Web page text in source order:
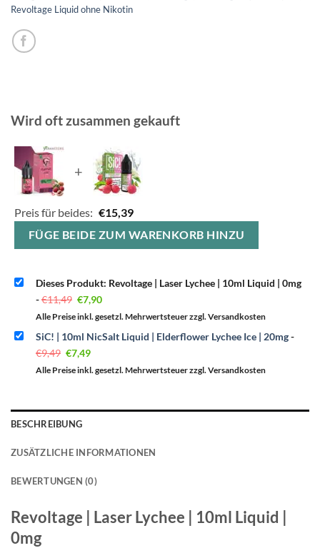
Revoltage Liquid ohne Nikotin
Wird oft zusammen gekauft
+
Preis für beides: €15,39
FÜGE BEIDE ZUM WARENKORB HINZU
Dieses Produkt: Revoltage | Laser Lychee | 10ml Liquid | 0mg
-€11,49 Ursprünglicher
Preis
war:
€11,49
€7,90Aktueller
Preis
ist:
Alle Preise inkl. gesetzl. Mehrwertsteuer zzgl. Versandkosten
SiC! | 10ml NicSalt Liquid | Elderflower Lychee Ice | 20mg-
€9,49 Ursprünglicher
Preis
war:
€7,49Aktueller
ist:
€7,49.
Alle Preise inkl. gesetzl. Mehrwertsteuer zzgl. Versandkosten
BESCHREIBUNG
ZUSÄTZLICHE INFORMATIONEN
BEWERTUNGEN (0)
Revoltage | Laser Lychee | 10ml Liquid |
0mg